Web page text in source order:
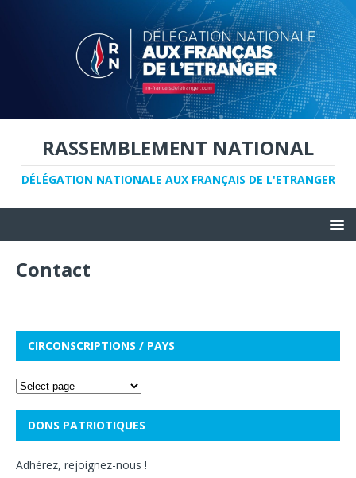
RASSEMBLEMENT NATIONAL
DÉLÉGATION NATIONALE AUX FRANÇAIS DE L'ETRANGER
Contact
CIRCONSCRIPTIONS / PAYS
DONS PATRIOTIQUES
Adhérez, rejoignez-nous !